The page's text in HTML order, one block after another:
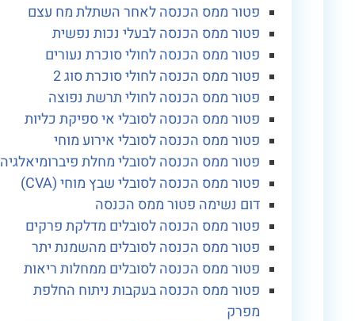
פטור ממס הכנסה לאחר השתלת מח עצם
פטור ממס הכנסה לבעלי נכות נפשית
פטור ממס הכנסה לחולי סוכרת נעורים
פטור ממס הכנסה לחולי סוכרת סוג 2
פטור ממס הכנסה לחולי תרשת נפוצה
פטור ממס הכנסה לסובלי אי ספיקת כליות
פטור ממס הכנסה לסובלי אירוע מוחי
פטור ממס הכנסה לסובלי מחלת פיברומיאלגיה
פטור ממס הכנסה לסובלי שבץ מוחי (CVA)
דום נשימה פטור ממס הכנסה
פטור ממס הכנסה לסובלים מדלקת פרקים
פטור ממס הכנסה לסובלים מהשמנת יתר
פטור ממס הכנסה לסובלים ממחלות ריאות
פטור ממס הכנסה בעקבות ניתוח החלפת